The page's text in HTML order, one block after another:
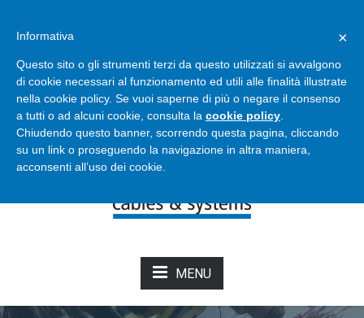
NOVITÀ DAL CATALOGO
MENU
×
Informativa
Questo sito o gli strumenti terzi da questo utilizzati si avvalgono
di cookie necessari al funzionamento ed utili alle finalità illustrate
nella cookie policy. Se vuoi saperne di più o negare il consenso
a tutti o ad alcuni cookie, consulta la cookie policy
Chiudendo questo banner, scorrendo questa pagina, cliccando
su un link o proseguendo la navigazione in altra maniera,
acconsenti all’uso dei cookie.